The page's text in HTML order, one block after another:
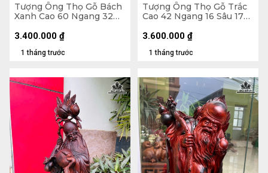
Tượng Ông Thọ Gỗ Bách
Xanh Cao 60 Ngang 32
1 tháng trước
3.400.000 ₫
Tượng Ông Thọ Gỗ Trắc
Cao 42 Ngang 16 Sâu 17
1 tháng trước
3.600.000 ₫